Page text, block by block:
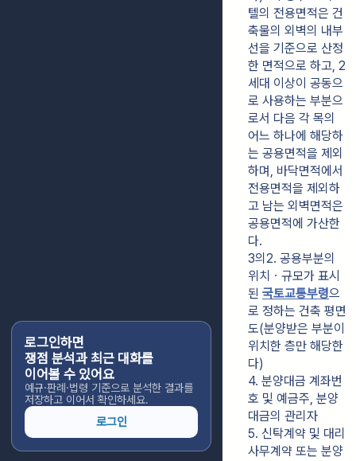
로그인하면
쟁점 분석과 최근 대화를
이어볼 수 있어요
예규·판례·법령 기준으로 분석한 결과를
저장하고 이어서 확인하세요.
로그인
텔의 전용면적은 건
축물의 외벽의 내부
선을 기준으로 산정
한 면적으로 하고, 2
세대 이상이 공동으
로 사용하는 부분으
로서 다음 각 목의
어느 하나에 해당하
는 공용면적을 제외
하며, 바닥면적에서
전용면적을 제외하
고 남는 외벽면적은
공용면적에 가산한
다.
3의2. 공용부분의
위치ㆍ규모가 표시
된 국토교통부령으
로 정하는 건축 평면
도(분양받은 부분이
위치한 층만 해당한
다)
4. 분양대금 계좌번
호 및 예금주, 분양
대금의 관리자
5. 신탁계약 및 대리
사무계약 또는 분양